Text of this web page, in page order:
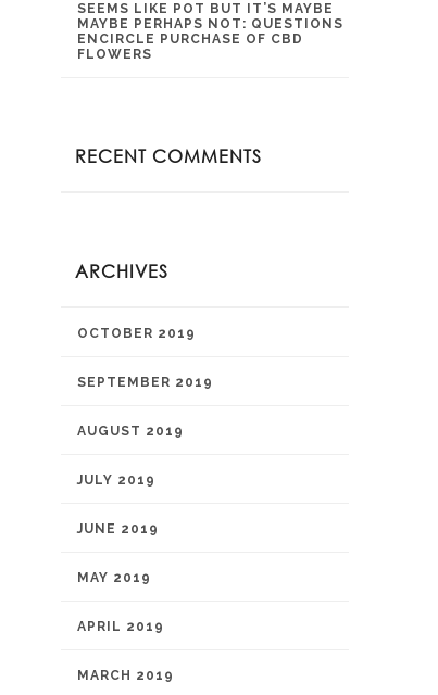
SEEMS LIKE POT BUT IT’S MAYBE
MAYBE PERHAPS NOT: QUESTIONS
ENCIRCLE PURCHASE OF CBD
FLOWERS
RECENT COMMENTS
ARCHIVES
OCTOBER 2019
SEPTEMBER 2019
AUGUST 2019
JULY 2019
JUNE 2019
MAY 2019
APRIL 2019
MARCH 2019